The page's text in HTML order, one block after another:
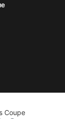
Coupe